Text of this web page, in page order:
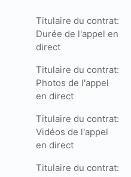
Titulaire du contrat:
Durée de l'appel en
direct
Titulaire du contrat:
Photos de l'appel
en direct
Titulaire du contrat:
Vidéos de l'appel
en direct
Titulaire du contrat: